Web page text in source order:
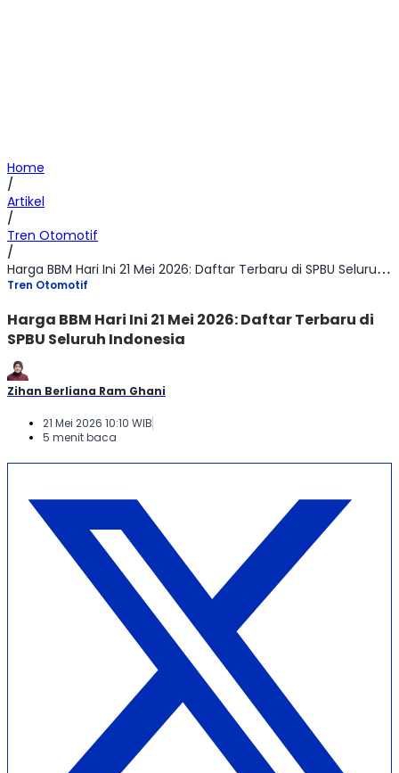
Home
/
Artikel
/
Tren Otomotif
/
Harga BBM Hari Ini 21 Mei 2026: Daftar Terbaru di SPBU Seluruh Indonesia
Tren Otomotif
Harga BBM Hari Ini 21 Mei 2026: Daftar Terbaru di
SPBU Seluruh Indonesia
Zihan Berliana Ram Ghani
21 Mei 2026 10:10 WIB
5 menit baca